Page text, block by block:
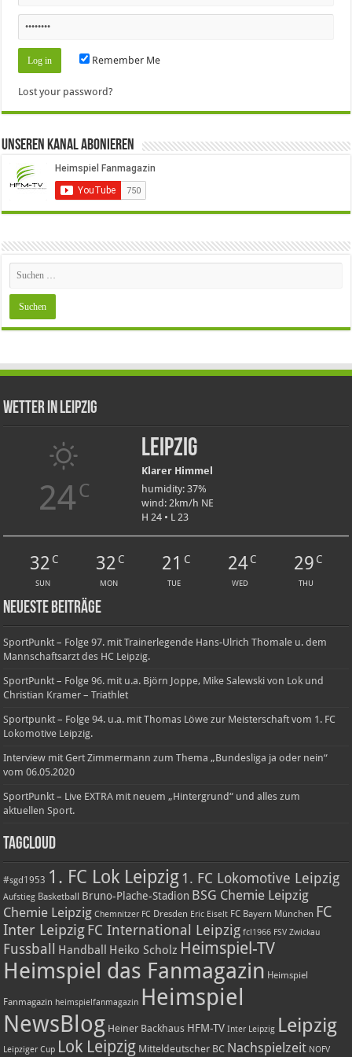
Remember Me
Lost your password?
Unseren Kanal Abonieren
Wetter in Leipzig
24C
Leipzig
Klarer Himmel
humidity: 37%
wind: 2km/h NE
H 24 • L 23
32 C
SUN
32 C
MON
21 C
TUE
24 C
WED
29 C
THU
Neueste Beiträge
SportPunkt – Folge 97. mit Trainerlegende Hans-Ulrich Thomale u. dem
Mannschaftsarzt des HC Leipzig.
SportPunkt – Folge 96. mit u.a. Björn Joppe, Mike Salewski von Lok und
Christian Kramer – Triathlet
Sportpunkt – Folge 94. u.a. mit Thomas Löwe zur Meisterschaft vom 1. FC
Lokomotive Leipzig.
Interview mit Gert Zimmermann zum Thema „Bundesliga ja oder nein“
vom 06.05.2020
SportPunkt – Live EXTRA mit neuem „Hintergrund“ und alles zum
aktuellen Sport.
TagCloud
#sgd1953 1. FC Lok Leipzig 1. FC Lokomotive Leipzig
Aufstieg Basketball Bruno-Plache-Stadion BSG Chemie Leipzig
Chemie Leipzig Chemnitzer FC Dresden Eric Eiselt FC Bayern München FC
Inter LeipzigFC International Leipzig fcl1966 FSV Zwickau
Fussball Handball Heiko Scholz Heimspiel-TV
Heimspiel das Fanmagazin Heimspiel
Fanmagazin heimspielfanmagazin Heimspiel
NewsBlog Heiner Backhaus HFM-TV Inter Leipzig Leipzig
Leipziger Cup Lok Leipzig Mitteldeutscher BC Nachspielzeit NOFV